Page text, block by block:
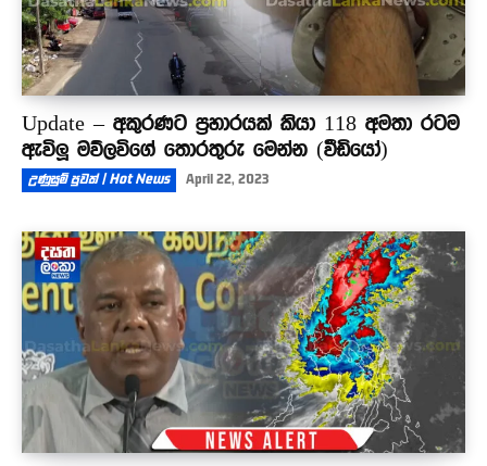
Update – අකුරණට ප්‍රහාරයක් කියා 118 අමතා රටම
ඇවිලූ මව්ලවිගේ තොරතුරු මෙන්න (වීඩියෝ)
උණුසුම් පුවත් | Hot News April 22, 2023